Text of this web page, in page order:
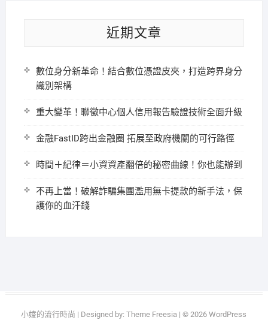
近期文章
數位身分新革命！結合數位憑證皮夾，打造跨界身分
識別架構
重大變革！聯徵中心個人信用報告驗證技術全面升級
金融FastID跨出金融圈 拓展至政府機關的可行路徑
時間＋紀律＝小資資產翻倍的秘密曲線！你也能辦到
不再上當！破解詐騙集團濫用無卡提款的新手法，保
護你的血汗錢
小婈的流行時尚 | Designed by:Theme Freesia | © 2026WordPress